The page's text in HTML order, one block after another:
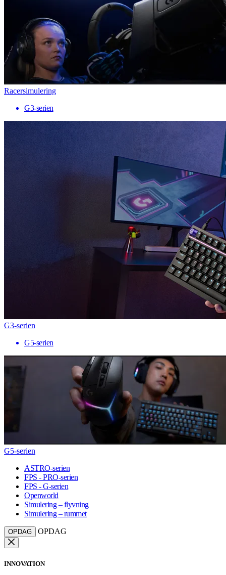
Racersimulering
G3-serien
G3-serien
G5-serien
G5-serien
ASTRO-serien
FPS - PRO-serien
FPS - G-serien
Openworld
Simulering – flyvning
Simulering – rummet
OPDAG OPDAG
INNOVATION